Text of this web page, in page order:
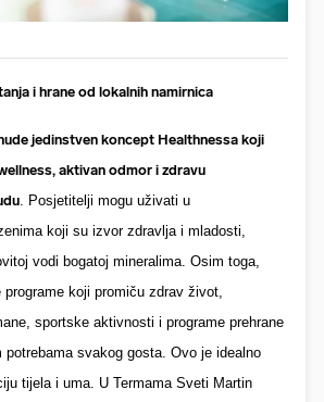
i hrane od lokalnih namirnica
jedinstven koncept Healthnessa koji
aktivan odmor i zdravu
. Posjetitelji mogu uživati u
koji su izvor zdravlja i mladosti,
vodi bogatoj mineralima. Osim toga,
programe koji promiču zdrav život,
sportske aktivnosti i programe prehrane
potrebama svakog gosta. Ovo je idealno
tijela i uma. U Termama Sveti Martin